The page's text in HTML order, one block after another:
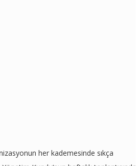
her kademesinde sıkça